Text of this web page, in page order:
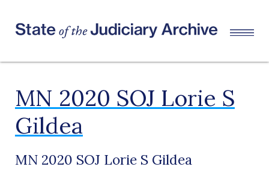
MN 2020 SOJ Lorie S
Gildea
MN 2020 SOJ Lorie S Gildea